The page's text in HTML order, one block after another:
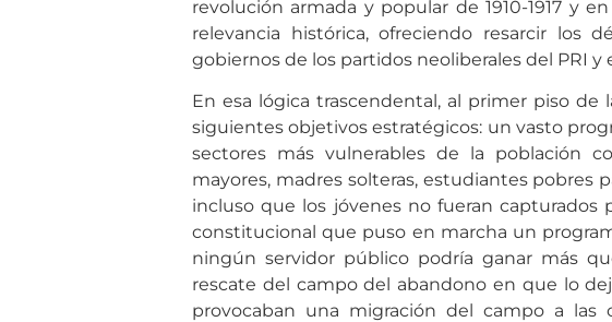
revolución armada y popular de 1910-1917 y
relevancia histórica, ofreciendo resarcir los
gobiernos de los partidos neoliberales del PRI y
En esa lógica trascendental, al primer piso de
siguientes objetivos estratégicos: un vasto
sectores más vulnerables de la población
mayores, madres solteras, estudiantes pobres
incluso que los jóvenes no fueran capturados
constitucional que puso en marcha un
ningún servidor público podría ganar más
rescate del campo del abandono en que lo
provocaban una migración del campo a las